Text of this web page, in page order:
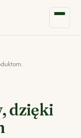
dzięki